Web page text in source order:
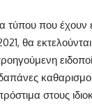
τύπου που έχουν
θα
δαπάνες
στους